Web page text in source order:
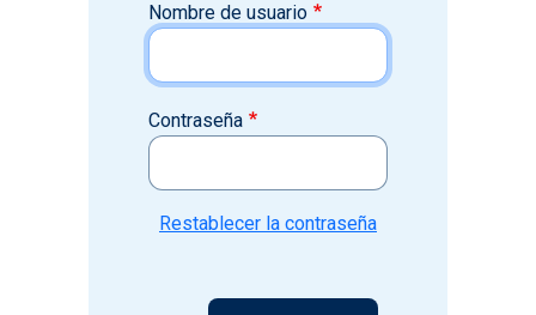
Nombre de usuario
Contraseña
Restablecer la contraseña